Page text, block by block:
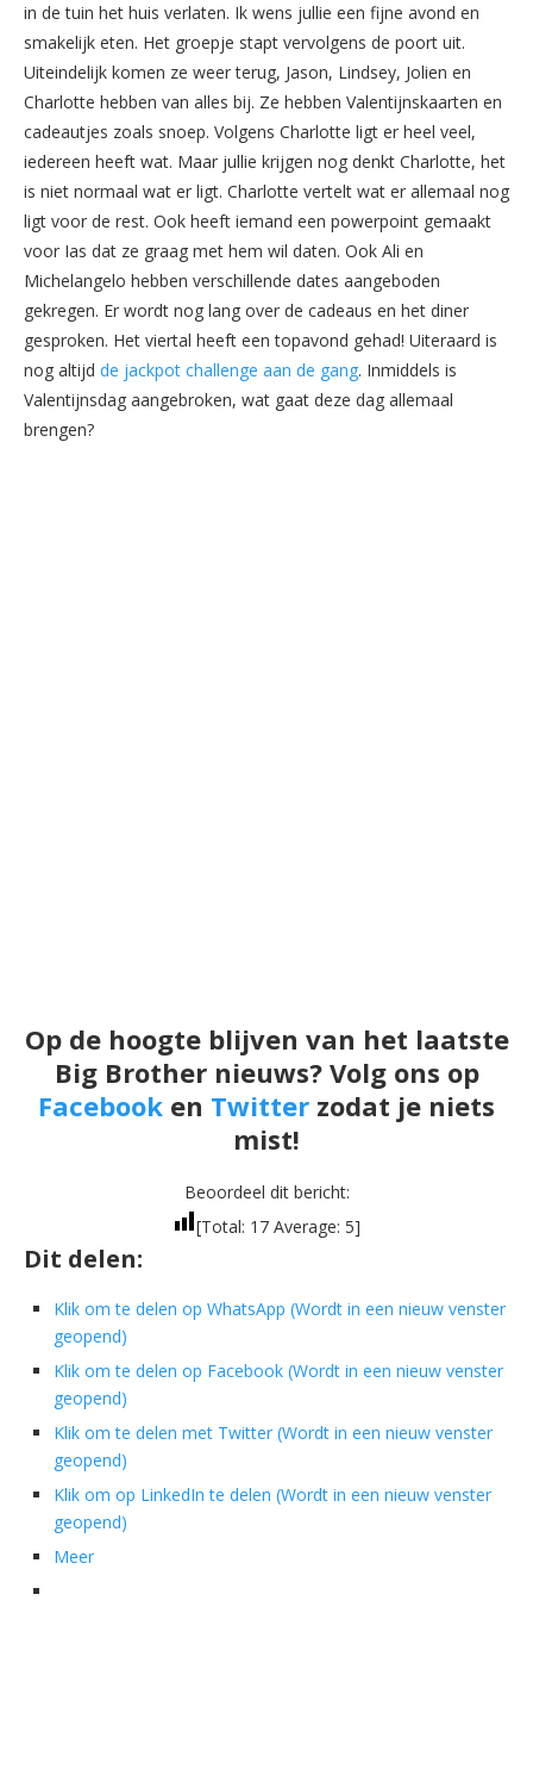
in de tuin het huis verlaten. Ik wens jullie een fijne avond en
smakelijk eten. Het groepje stapt vervolgens de poort uit.
Uiteindelijk komen ze weer terug, Jason, Lindsey, Jolien en
Charlotte hebben van alles bij. Ze hebben Valentijnskaarten en
cadeautjes zoals snoep. Volgens Charlotte ligt er heel veel,
iedereen heeft wat. Maar jullie krijgen nog denkt Charlotte, het
is niet normaal wat er ligt. Charlotte vertelt wat er allemaal nog
ligt voor de rest. Ook heeft iemand een powerpoint gemaakt
voor Ias dat ze graag met hem wil daten. Ook Ali en
Michelangelo hebben verschillende dates aangeboden
gekregen. Er wordt nog lang over de cadeaus en het diner
gesproken. Het viertal heeft een topavond gehad! Uiteraard is
nog altijd de jackpot challenge aan de gang. Inmiddels is
Valentijnsdag aangebroken, wat gaat deze dag allemaal
brengen?
Op de hoogte blijven van het laatste
Big Brother nieuws? Volg ons op
Facebook en Twitter zodat je niets
mist!
Beoordeel dit bericht:
[Total: 17 Average: 5]
Dit delen:
Klik om te delen op WhatsApp (Wordt in een nieuw venster
geopend)
Klik om te delen op Facebook (Wordt in een nieuw venster
geopend)
Klik om te delen met Twitter (Wordt in een nieuw venster
geopend)
Klik om op LinkedIn te delen (Wordt in een nieuw venster
geopend)
Meer